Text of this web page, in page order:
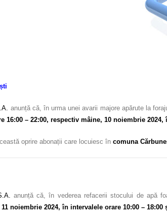
anunță că, în urma unei avarii majore apărute la
16:00 – 22:00, respectiv mâine, 10 noiembrie
oprire abonații care locuiesc în comuna
anunță că, în vederea refacerii stocului de apă
noiembrie 2024, în intervalele orare 10:00 –